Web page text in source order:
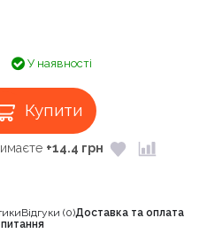
У наявності
Купити
+14.4 грн
Відгуки (0)Доставка та оплата